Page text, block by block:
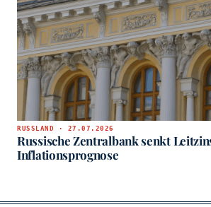
RUSSLAND · 27.07.2026
Russische Zentralbank senkt
Inflationsprognose